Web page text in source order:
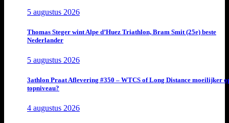
5 augustus 2026
Thomas Steger wint Alpe d’Huez Triathlon, Bram Smit (25e) beste
Nederlander
5 augustus 2026
3athlon Praat Aflevering #350 – WTCS of Long Distance moeilijker
topniveau?
4 augustus 2026